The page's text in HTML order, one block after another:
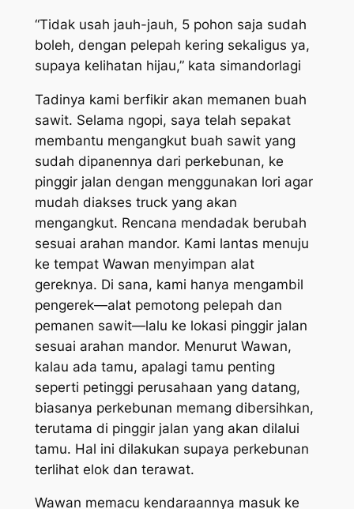
“Tidak usah jauh-jauh, 5 pohon saja sudah
boleh, dengan pelepah kering sekaligus ya,
supaya kelihatan hijau,” kata simandorlagi
Tadinya kami berfikir akan memanen buah
sawit. Selama ngopi, saya telah sepakat
membantu mengangkut buah sawit yang
sudah dipanennya dari perkebunan, ke
pinggir jalan dengan menggunakan lori agar
mudah diakses truckyang akan
mengangkut. Rencana mendadak berubah
sesuai arahan mandor. Kami lantas menuju
ke tempat Wawan menyimpan alat
gereknya. Di sana, kami hanya mengambil
pengerek—alat pemotong pelepah dan
pemanen sawit—lalu ke lokasi pinggir jalan
sesuai arahan mandor. Menurut Wawan,
kalau ada tamu, apalagi tamu penting
seperti petinggi perusahaan yang datang,
biasanya perkebunan memang dibersihkan,
terutama di pinggir jalan yang akan dilalui
tamu. Hal ini dilakukan supaya perkebunan
terlihat elok dan terawat.
Wawan memacu kendaraannya masuk ke